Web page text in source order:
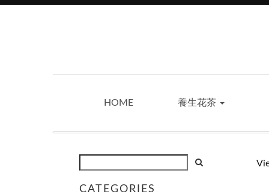
HOME 養生花茶
CATEGORIES